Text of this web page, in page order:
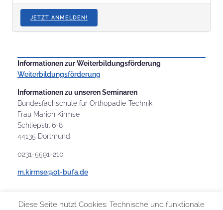
JETZT ANMELDEN!
Informationen zur Weiterbildungsförderung
Weiterbildungsförderung
Informationen zu unseren Seminaren
Bundesfachschule für Orthopädie-Technik
Frau Marion Kirmse
Schliepstr. 6-8
44135 Dortmund
0231-5591-210
m.kirmse@ot-bufa.de
Diese Seite nutzt Cookies: Technische und funktionale